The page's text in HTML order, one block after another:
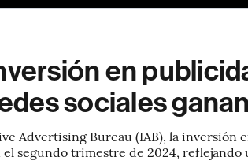
en
sociales
Advertising Bureau (IAB), la
el segundo trimestre de 2024,